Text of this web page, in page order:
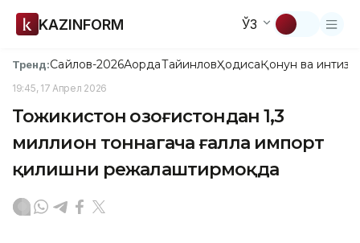
KAZINFORM ЎЗ
Тренд:Сайлов-2026АқордаТайинловҲодисаҚонун ва
19:45, 17 Апрел 2026
Тожикистон Қозоғистондан 1,3
миллион тоннагача ғалла импорт
қилишни режалаштирмоқда